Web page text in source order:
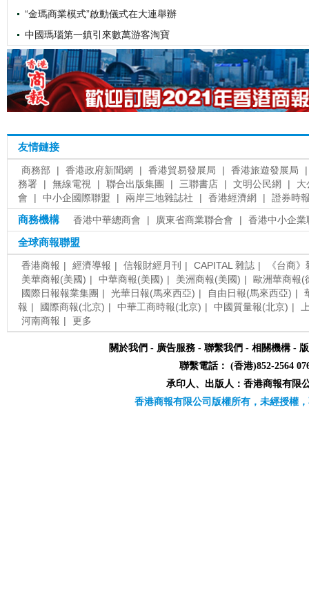
“金瑪商業模式”啟動儀式在大連舉辦
中國瑪瑙第一鎮引來數萬游客淘寶